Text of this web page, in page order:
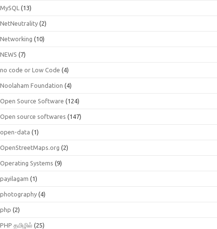
MySQL (13)
NetNeutrality (2)
Networking (10)
NEWS (7)
no code or Low Code (4)
Noolaham Foundation (4)
Open Source Software (124)
Open source softwares (147)
open-data (1)
OpenStreetMaps.org (2)
Operating Systems (9)
payilagam (1)
photography (4)
php (2)
PHP தமிழில் (25)